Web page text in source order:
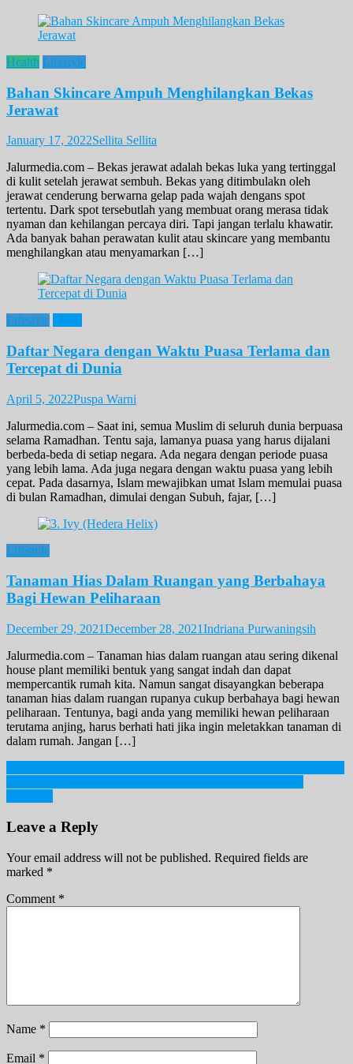
Health Lifestyle
Bahan Skincare Ampuh Menghilangkan Bekas
Jerawat
January 17, 2022Sellita Sellita
Jalurmedia.com – Bekas jerawat adalah bekas luka yang tertinggal
di kulit setelah jerawat sembuh. Bekas yang ditimbulakn oleh
jerawat cenderung berwarna gelap pada wajah dengans spot
tertentu. Dark spot tersebutlah yang membuat orang merasa tidak
nyaman dan kehilangan percaya diri. Tapi jangan terlalu khawatir.
Ada banyak bahan perawatan kulit atau skincare yang membantu
menghilangkan atau menyamarkan […]
Lifestyle
Daftar Negara dengan Waktu Puasa Terlama dan
Tercepat di Dunia
April 5, 2022Puspa Warni
Jalurmedia.com – Saat ini, semua Muslim di seluruh dunia berpuasa
selama Ramadhan. Tentu saja, lamanya puasa yang harus dijalani
berbeda-beda di setiap negara. Ada negara dengan periode puasa
yang lebih lama. Ada juga negara dengan waktu puasa yang lebih
cepat. Pada dasarnya, Islam mewajibkan umat Islam memulai puasa
di bulan Ramadhan, dimulai dengan Subuh, fajar, […]
Lifestyle
Tanaman Hias Dalam Ruangan yang Berbahaya
Bagi Hewan Peliharaan
December 29, 2021December 28, 2021Indriana Purwaningsih
Jalurmedia.com – Tanaman hias dalam ruangan atau sering dikenal
house plant memiliki bentuk yang sangat indah dan dapat
mempercantik rumah kita. Namun sangat disayangkan beberapa
tanaman hias dalam ruangan rupanya cukup berbahaya bagi hewan
peliharaan. Tentunya, bagi anda yang memiliki hewan peliharaan
terutama anjing, harus berhati hati jika ingin meletakkan tanaman di
dalam rumah. Jangan […]
Post
navigation
Leave a Reply
Your email address will not be published. Required fields are
marked *
Comment *
Name *
Email *